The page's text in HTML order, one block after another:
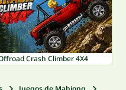
Crash Climber 4X4